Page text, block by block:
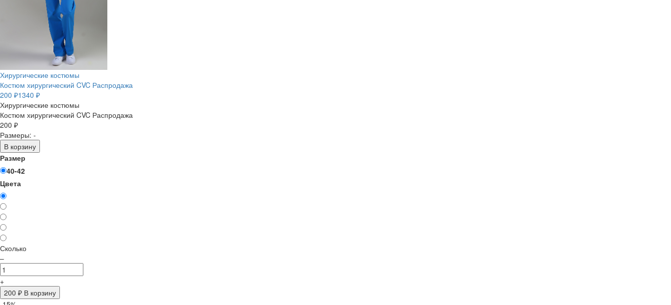
Хирургические костюмы
Костюм хирургический CVC Распродажа
200 ₽1340 ₽
Хирургические костюмы
Костюм хирургический CVC Распродажа
200 ₽
Размеры: -
В корзину
Размер
40-42
Цвета
Сколько
–
+
200 ₽ В корзину